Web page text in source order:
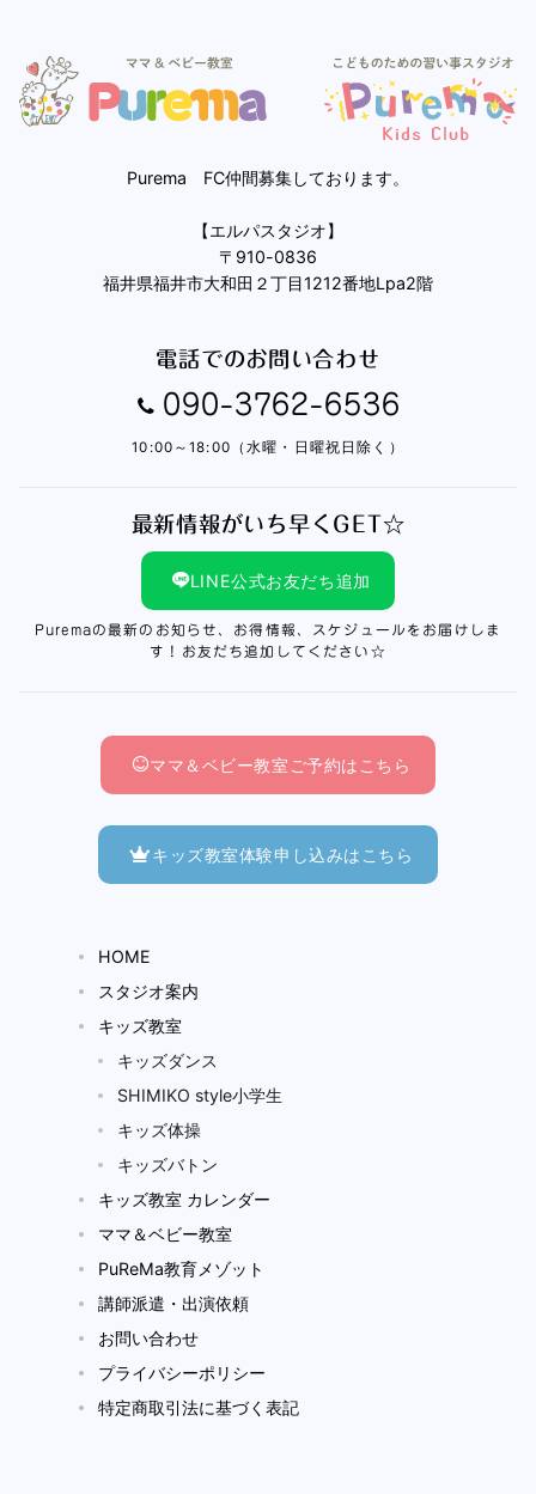
Purema FC仲間募集しております。
【エルパスタジオ】
〒910-0836
福井県福井市大和田２丁目1212番地Lpa2階
電話でのお問い合わせ
090-3762-6536
10:00～18:00（水曜・日曜祝日除く）
最新情報がいち早くGET☆
LINE公式お友だち追加
Puremaの最新のお知らせ、お得情報、スケジュールをお届けしま
す！お友だち追加してください☆
ママ＆ベビー教室ご予約はこちら
キッズ教室体験申し込みはこちら
HOME
スタジオ案内
キッズ教室
キッズダンス
SHIMIKO style小学生
キッズ体操
キッズバトン
キッズ教室 カレンダー
ママ＆ベビー教室
PuReMa教育メゾット
講師派遣・出演依頼
お問い合わせ
プライバシーポリシー
特定商取引法に基づく表記